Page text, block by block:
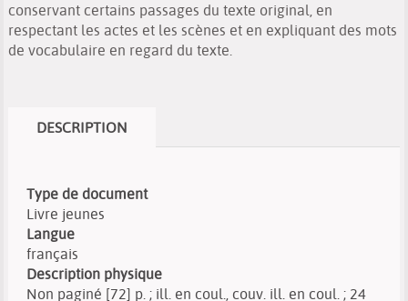
conservant certains passages du texte original, en
respectant les actes et les scènes et en expliquant des mots
de vocabulaire en regard du texte.
DESCRIPTION
Type de document
Livre jeunes
Langue
français
Description physique
Non paginé [72] p. ; ill. en coul., couv. ill. en coul. ; 24